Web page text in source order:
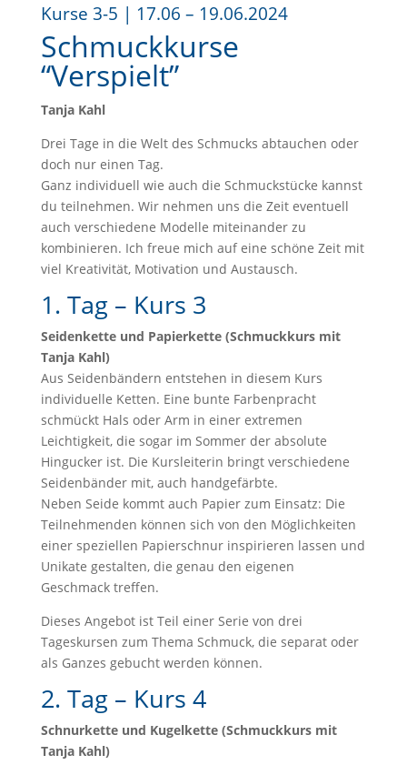
Kurse 3-5 | 17.06 – 19.06.2024
Schmuckkurse
“Verspielt”
Tanja Kahl
Drei Tage in die Welt des Schmucks abtauchen oder
doch nur einen Tag.
Ganz individuell wie auch die Schmuckstücke kannst
du teilnehmen. Wir nehmen uns die Zeit eventuell
auch verschiedene Modelle miteinander zu
kombinieren. Ich freue mich auf eine schöne Zeit mit
viel Kreativität, Motivation und Austausch.
1. Tag – Kurs 3
Seidenkette und Papierkette (Schmuckkurs mit
Tanja Kahl)
Aus Seidenbändern entstehen in diesem Kurs
individuelle Ketten. Eine bunte Farbenpracht
schmückt Hals oder Arm in einer extremen
Leichtigkeit, die sogar im Sommer der absolute
Hingucker ist. Die Kursleiterin bringt verschiedene
Seidenbänder mit, auch handgefärbte.
Neben Seide kommt auch Papier zum Einsatz: Die
Teilnehmenden können sich von den Möglichkeiten
einer speziellen Papierschnur inspirieren lassen und
Unikate gestalten, die genau den eigenen
Geschmack treffen.
Dieses Angebot ist Teil einer Serie von drei
Tageskursen zum Thema Schmuck, die separat oder
als Ganzes gebucht werden können.
2. Tag – Kurs 4
Schnurkette und Kugelkette (Schmuckkurs mit
Tanja Kahl)